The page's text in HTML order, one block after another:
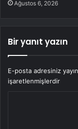
Ağustos 6, 2026
Bir yanıt yazın
E-posta adresiniz
işaretlenmişlerdir